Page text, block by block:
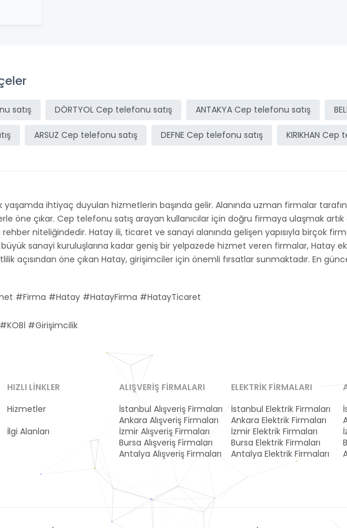
satış DÖRTYOL Cep telefonu satış ANTAKYA Cep telefonu satış
ARSUZ Cep telefonu satış DEFNE Cep telefonu satış KIRIKHAN Cep
yaşamda ihtiyaç duyulan hizmetlerin başında gelir. Alanında uzman firmalar
öne çıkar. Cep telefonu satış arayan kullanıcılar için doğru firmaya ulaşmak
niteliğindedir. Hatay ili, ticaret ve sanayi alanında gelişen yapısıyla birçok
sanayi kuruluşlarına kadar geniş bir yelpazede hizmet veren firmalar, Hatay
açısından öne çıkan Hatay, girişimciler için önemli fırsatlar sunmaktadır. En
#Firma #Hatay #HatayFirma #HatayTicaret
#Girişimcilik
HIZLI LINKLER
Hizmetler
İlgi Alanları
ALIŞVERIŞ FIRMALARI
İstanbul Alışveriş Firmaları
Ankara Alışveriş Firmaları
İzmir Alışveriş Firmaları
Bursa Alışveriş Firmaları
Antalya Alışveriş Firmaları
ELEKTRIK FIRMALARI
İstanbul Elektrik Firmaları
Ankara Elektrik Firmaları
İzmir Elektrik Firmaları
Bursa Elektrik Firmaları
Antalya Elektrik Firmaları